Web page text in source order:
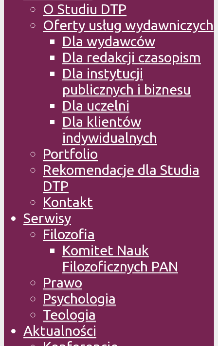
O Studiu DTP
Oferty usług wydawniczych
Dla wydawców
Dla redakcji czasopism
Dla instytucji
publicznych i biznesu
Dla uczelni
Dla klientów
indywidualnych
Portfolio
Rekomendacje dla Studia
DTP
Kontakt
Serwisy
Filozofia
Komitet Nauk
Filozoficznych PAN
Prawo
Psychologia
Teologia
Aktualności